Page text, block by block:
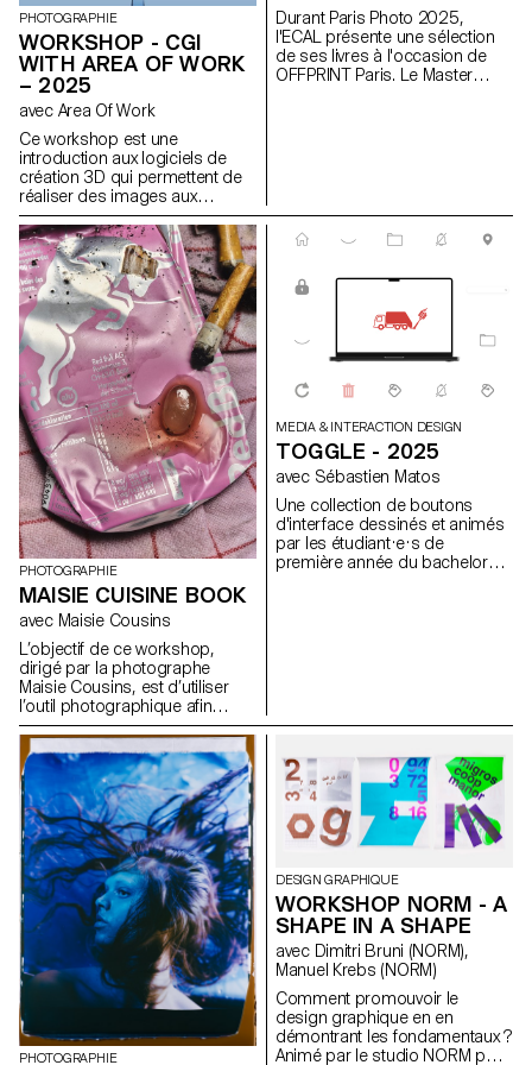
corps, les matériaux et les
environnements sont
modélisés et compris.
PHOTOGRAPHIE
WORKSHOP - CGI
WITH AREA OF WORK
– 2025
avec Area Of Work
Ce workshop est une
introduction aux logiciels de
création 3D qui permettent de
réaliser des images aux
qualités photographiques qui
ne sont pas des
photographies.
Durant Paris Photo 2025,
l'ECAL présente une sélection
de ses livres à l'occasion de
OFFPRINT Paris. Le Master
projets et des histoires qui se
ouvrages.
PHOTOGRAPHIE
MAISIE CUISINE BOOK
avec Maisie Cousins
L’objectif de ce workshop,
dirigé par la photographe
Maisie Cousins, est d’utiliser
l’outil photographique afin
d’élargir notre capacité
d’observation. Durant la
semaine, les étudiants ont
exploré la macrophotographie
pour créer des univers
miniatures et abstraits à partir
d’objets et d’accessoires du
quotidien. Cela nous invite à
réfléchir : qu’est-ce que nous
négligeons encore dans notre
environnement immédiat ?
MEDIA & INTERACTION DESIGN
TOGGLE - 2025
avec Sébastien Matos
Une collection de boutons
d'interface dessinés et animés
par les étudiant·e·s de
première année du bachelor
PHOTOGRAPHIE
DESIGN GRAPHIQUE
WORKSHOP NORM - A
SHAPE IN A SHAPE
avec Dimitri Bruni (NORM),
Manuel Krebs (NORM)
Comment promouvoir le
design graphique en en
démontrant les fondamentaux ?
Animé par le studio NORM pour